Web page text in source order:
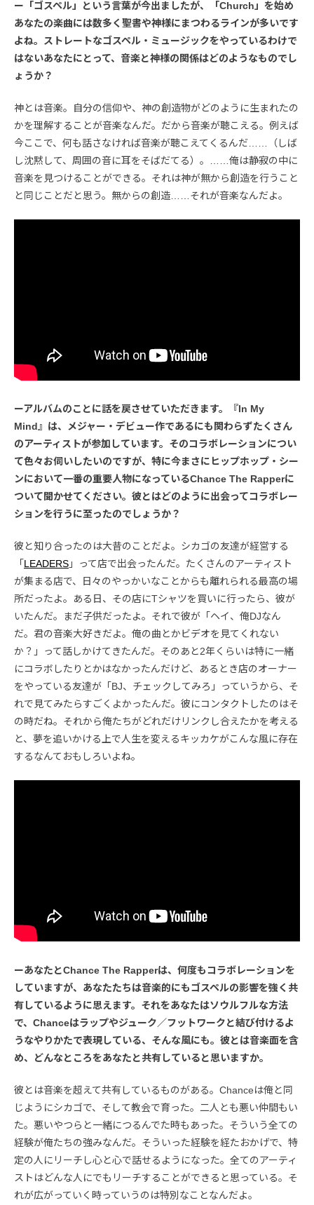
ー「ゴスペル」という言葉が今出ましたが、「Church」を始め
あなたの楽曲には数多く聖書や神様にまつわるラインが多いです
よね。ストレートなゴスペル・ミュージックをやっているわけで
はないあなたにとって、音楽と神様の関係はどのようなものでし
ょうか？
神とは音楽。自分の信仰や、神の創造物がどのように生まれたの
かを理解することが音楽なんだ。だから音楽が聴こえる。例えば
今ここで、何も話さなければ音楽が聴こえてくるんだ……（しば
し沈黙して、周囲の音に耳をそばだてる）。……俺は静寂の中に
音楽を見つけることができる。それは神が無から創造を行うこと
と同じことだと思う。無からの創造……それが音楽なんだよ。
ーアルバムのことに話を戻させていただきます。『In My
Mind』は、メジャー・デビュー作であるにも関わらずたくさん
のアーティストが参加しています。そのコラボレーションについ
て色々お伺いしたいのですが、特に今まさにヒップホップ・シー
ンにおいて一番の重要人物になっているChance The Rapperに
ついて聞かせてください。彼とはどのように出会ってコラボレー
ションを行うに至ったのでしょうか？
彼と知り合ったのは大昔のことだよ。シカゴの友達が経営する
「 LEADERS 」って店で出会ったんだ。たくさんのアーティスト
が集まる店で、日々のやっかいなことからも離れられる最高の場
所だったよ。ある日、その店にTシャツを買いに行ったら、彼が
いたんだ。まだ子供だったよ。それで彼が「ヘイ、俺DJなん
だ。君の音楽大好きだよ。俺の曲とかビデオを見てくれない
か？」って話しかけてきたんだ。そのあと2年くらいは特に一緒
にコラボしたりとかはなかったんだけど、あるとき店のオーナー
をやっている友達が「BJ、チェックしてみろ」っていうから、そ
れで見てみたらすごくよかったんだ。彼にコンタクトしたのはそ
の時だね。それから俺たちがどれだけリンクし合えたかを考える
と、夢を追いかける上で人生を変えるキッカケがこんな風に存在
するなんておもしろいよね。
ーあなたとChance The Rapperは、何度もコラボレーションを
していますが、あなたたちは音楽的にもゴスペルの影響を強く共
有しているように思えます。それをあなたはソウルフルな方法
で、Chanceはラップやジューク／フットワークと結び付けるよ
うなやりかたで表現している、そんな風にも。彼とは音楽面を含
め、どんなところをあなたと共有していると思いますか。
彼とは音楽を超えて共有しているものがある。Chanceは俺と同
じようにシカゴで、そして教会で育った。二人とも悪い仲間もい
た。悪いやつらと一緒につるんでた時もあった。そういう全ての
経験が俺たちの強みなんだ。そういった経験を経たおかげで、特
定の人にリーチし心と心で話せるようになった。全てのアーティ
ストはどんな人にでもリーチすることができると思っている。そ
れが広がっていく時っていうのは特別なことなんだよ。